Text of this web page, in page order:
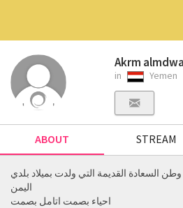
Akrm
in Yemen
ABOUT STREAM
القديمة التي ولدت بميلاد بلدي
اليمن
احياء بصمت اتامل بصمت